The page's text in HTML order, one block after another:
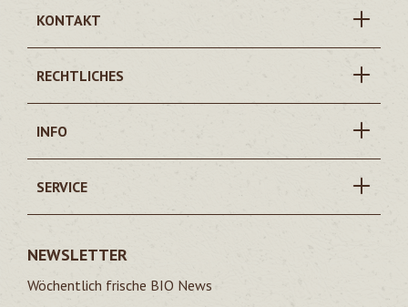
KONTAKT
RECHTLICHES
INFO
SERVICE
NEWSLETTER
Wöchentlich frische BIO News